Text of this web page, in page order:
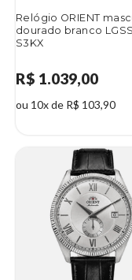
Relógio ORIENT
dourado branco
S3KX
R$ 1.039,00
ou 10x de R$ 103,90